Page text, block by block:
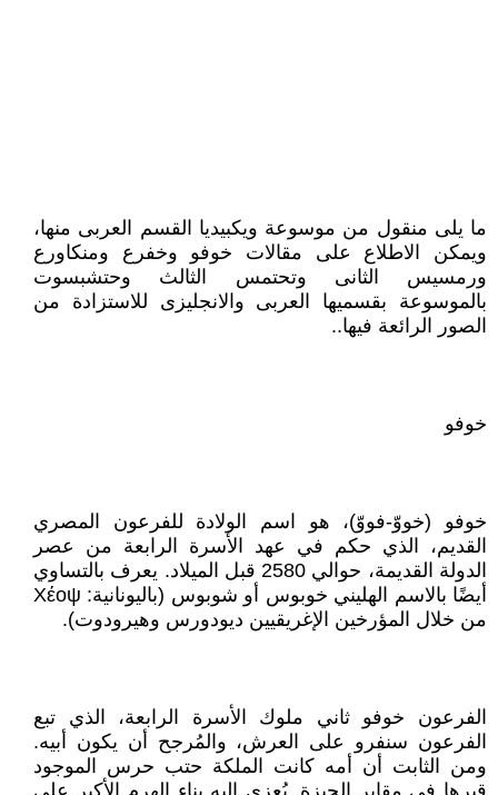
ما يلى منقول من موسوعة ويكبيديا القسم العربى منها،
ويمكن الاطلاع على مقالات خوفو وخفرع ومنكاورع
ورمسيس الثانى وتحتمس الثالث وحتشبسوت
بالموسوعة بقسميها العربى والانجليزى للاستزادة من
الصور الرائعة فيها..
خوفو
خوفو (خووّ-فووّ)، هو اسم الولادة للفرعون المصري
القديم، الذي حكم في عهد الأسرة الرابعة من عصر
الدولة القديمة، حوالي 2580 قبل الميلاد. يعرف بالتساوي
أيضًا بالاسم الهليني خوبوس أو شوبوس (باليونانية: Χέοψ
من خلال المؤرخين الإغريقيين ديودورس وهيرودوت)‏.
الفرعون خوفو ثاني ملوك الأسرة الرابعة، الذي تبع
الفرعون سنفرو على العرش، والمُرجح أن يكون أبيه.
ومن الثابت أن أمه كانت الملكة حتب حرس الموجود